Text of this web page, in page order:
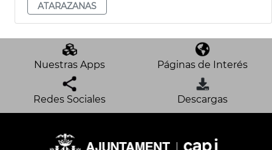
ATARAZANAS
Nuestras Apps Páginas de Interés
Redes Sociales Descargas